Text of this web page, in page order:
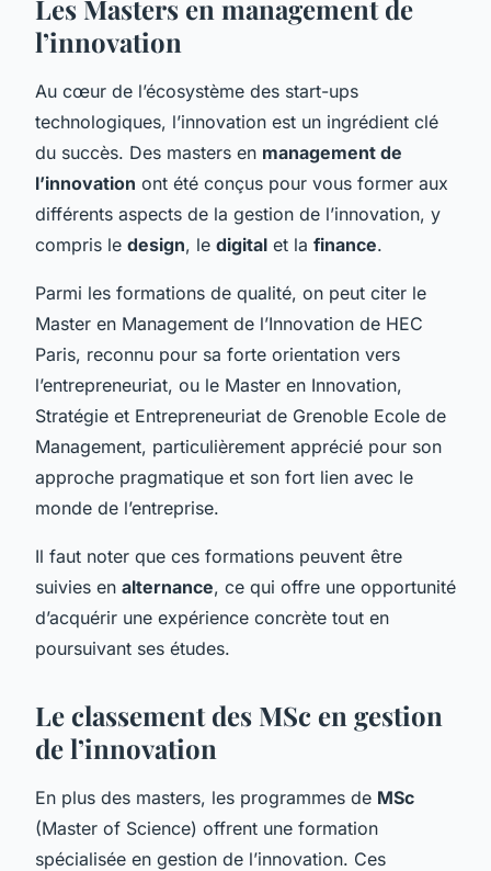
Les Masters en management de
l’innovation
Au cœur de l’écosystème des start-ups
technologiques, l’innovation est un ingrédient clé
du succès. Des masters en management de
l’innovation ont été conçus pour vous former aux
différents aspects de la gestion de l’innovation, y
compris le design, le digital et la finance.
Parmi les formations de qualité, on peut citer le
Master en Management de l’Innovation de HEC
Paris, reconnu pour sa forte orientation vers
l’entrepreneuriat, ou le Master en Innovation,
Stratégie et Entrepreneuriat de Grenoble Ecole de
Management, particulièrement apprécié pour son
approche pragmatique et son fort lien avec le
monde de l’entreprise.
Il faut noter que ces formations peuvent être
suivies en alternance, ce qui offre une opportunité
d’acquérir une expérience concrète tout en
poursuivant ses études.
Le classement des MSc en gestion
de l’innovation
En plus des masters, les programmes de MSc
(Master of Science) offrent une formation
spécialisée en gestion de l’innovation. Ces